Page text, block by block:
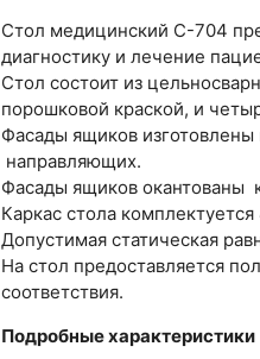
Стол медицинский С-704
диагностику и лечение
Стол состоит из
порошковой краской, и
Фасады ящиков
направляющих.
Фасады ящиков
Каркас стола
Допустимая статическая
На стол предоставляется
соответствия.
Подробные характеристики